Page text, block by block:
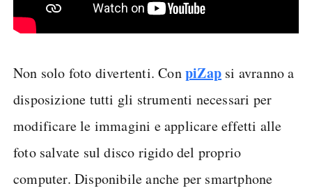
Non solo foto divertenti. ConpiZap si avranno a
disposizione tutti gli strumenti necessari per
modificare le immagini e applicare effetti alle
foto salvate sul disco rigido del proprio
computer. Disponibile anche per smartphone